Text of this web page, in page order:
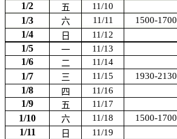
1/2
五 11/10
1/3 六 11/11 1500-1700
1/4
日 11/12
1/5 一 11/13
1/6 二 11/14
1/7 三 11/15 1930-2130
1/8
四 11/16
1/9 五 11/17
1/10 六 11/18 1500-1700
1/11
日 11/19